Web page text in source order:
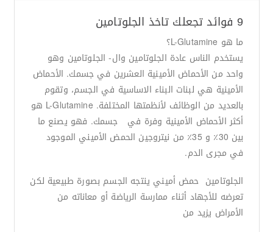
9 فوائد تجعلك تاخذ الجلوتامين
ما هو L-Glutamine؟
يستخدم الناس عادة الجلوتامين وال- الجلوتامين وهو
واحد من الأحماض الأمينية العشرين في جسمك. الأحماض
الأمينية هي لبنات البناء الاساسية في الجسم، وتقوم
بالعديد من الوظائف لأنظمتها المختلفة. L-Glutamine هو
أكثر الأحماض الأمينية وفرة في جسمك. فهو يصنع ما
بين 30٪ و 35٪ من نيتروجين الحمض الأميني الموجود
في مجرى الدم.
الجلوتامين حمض أميني ينتجه الجسم بصورة طبيعية لكن
تعرضه للأجهاد أثناء ممارسة الرياضة أو معاناته من
الأمراض يزيد من